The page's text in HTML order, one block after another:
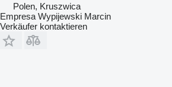
Polen, Kruszwica
Empresa Wypijewski Marcin
Verkäufer kontaktieren